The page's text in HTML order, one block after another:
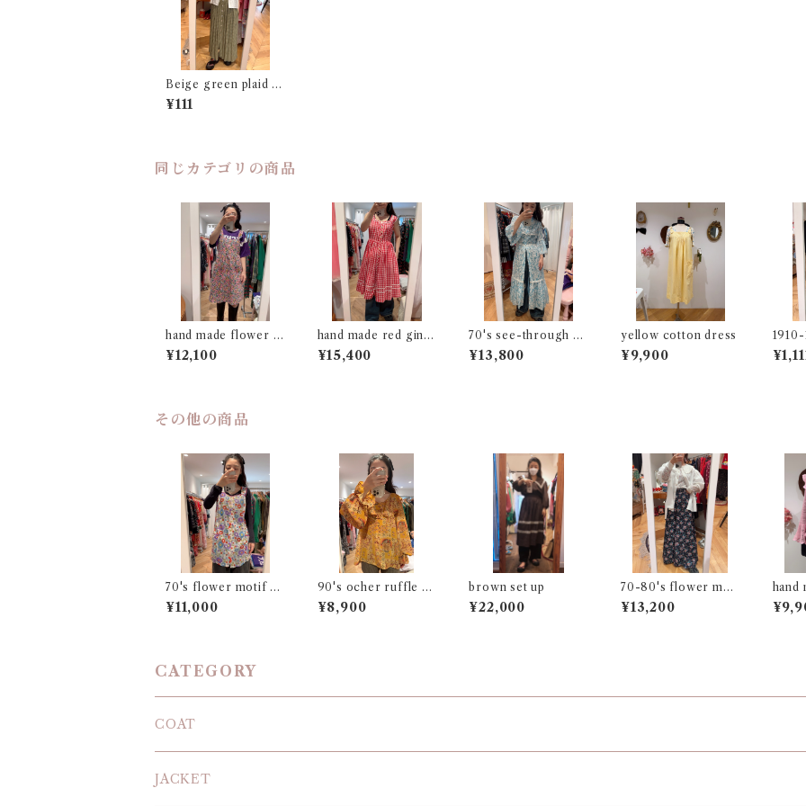
Beige green plaid d
ress
¥111
同じカテゴリの商品
hand made flower m
otif sleeveless dres
s
¥12,100
hand made red ging
ham dress
¥15,400
70's see-through dr
ess
¥13,800
yellow cotton dress
¥9,900
1910-
ess
その他の商品
70's flower motif s
mock
¥11,000
90's ocher ruffle bl
ouse
¥8,900
brown set up
¥22,000
70-80's flower moti
f long skirt
¥13,200
hand
knit
CATEGORY
COAT
JACKET